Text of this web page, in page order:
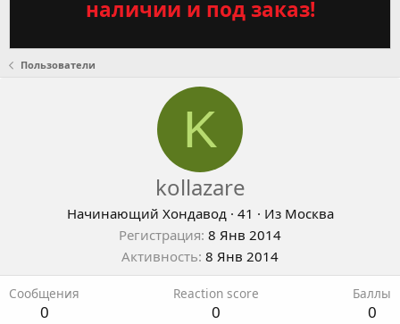
наличии и под заказ!
Пользователи
K
kollazare
Начинающий Хондавод · 41 · Из Москва
Регистрация 8 Янв 2014
Активность 8 Янв 2014
Сообщения
0
Reaction score
0
Баллы
0